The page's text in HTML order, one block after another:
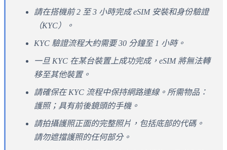
請在搭機前 2 至 3 小時完成 eSIM 安裝和身份驗證
（KYC）。
KYC 驗證流程大約需要 30 分鐘至 1 小時。
一旦 KYC 在某台裝置上成功完成，eSIM 將無法轉
移至其他裝置。
請確保在 KYC 流程中保持網路連線。所需物品：
護照；具有前後鏡頭的手機。
請拍攝護照正面的完整照片，包括底部的代碼。
請勿遮擋護照的任何部分。